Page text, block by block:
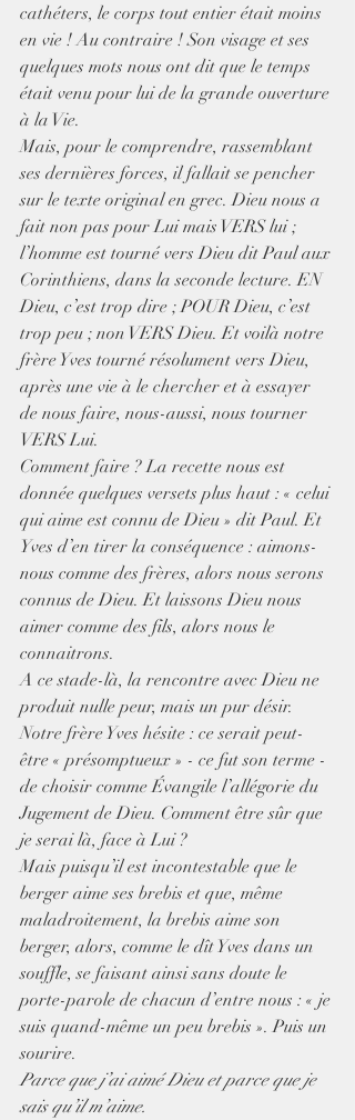
cathéters, le corps tout entier était moins
en vie ! Au contraire ! Son visage et ses
quelques mots nous ont dit que le temps
était venu pour lui de la grande ouverture
à la Vie.
Mais, pour le comprendre, rassemblant
ses dernières forces, il fallait se pencher
sur le texte original en grec. Dieu nous a
fait non pas pour Lui mais VERS lui ;
l’homme est tourné vers Dieu dit Paul aux
Corinthiens, dans la seconde lecture. EN
Dieu, c’est trop dire ; POUR Dieu, c’est
trop peu ; non VERS Dieu. Et voilà notre
frère Yves tourné résolument vers Dieu,
après une vie à le chercher et à essayer
de nous faire, nous-aussi, nous tourner
VERS Lui.
Comment faire ? La recette nous est
donnée quelques versets plus haut : « celui
qui aime est connu de Dieu » dit Paul. Et
Yves d’en tirer la conséquence : aimons-
nous comme des frères, alors nous serons
connus de Dieu. Et laissons Dieu nous
aimer comme des fils, alors nous le
connaitrons.
A ce stade-là, la rencontre avec Dieu ne
produit nulle peur, mais un pur désir.
Notre frère Yves hésite : ce serait peut-
être « présomptueux » - ce fut son terme -
de choisir comme Évangile l’allégorie du
Jugement de Dieu. Comment être sûr que
je serai là, face à Lui ?
Mais puisqu’il est incontestable que le
berger aime ses brebis et que, même
maladroitement, la brebis aime son
berger, alors, comme le dît Yves dans un
souffle, se faisant ainsi sans doute le
porte-parole de chacun d’entre nous : « je
suis quand-même un peu brebis ». Puis un
sourire.
Parce que j’ai aimé Dieu et parce que je
sais qu’il m’aime.